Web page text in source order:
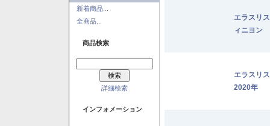
新着商品...
全商品...
商品検索
詳細検索
インフォメーション
エラスリ
ィニヨン
エラスリ
2020年